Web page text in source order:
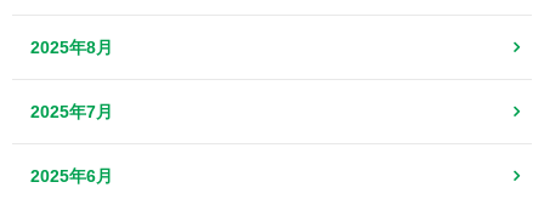
2025年8月
2025年7月
2025年6月